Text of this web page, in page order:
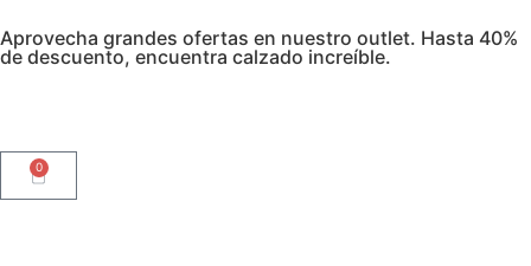
Aprovecha grandes ofertas en nuestro outlet. Hasta 40%
de descuento, encuentra calzado increíble.
0